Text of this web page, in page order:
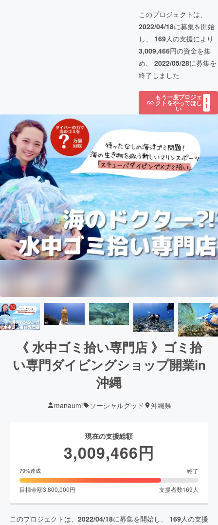
このプロジェクトは、
2022/04/18に募集を開始
し、 169人の支援により
3,009,466円の資金を集
め、 2022/05/28に募集を
終了しました
もう一度プロジェ
クトをやってほし
い
1
1
《 水中ゴミ拾い専門店 》ゴミ拾
い専門ダイビングショップ開業in
沖縄
manaumi ソーシャルグッド 沖縄県
現在の支援総額
3,009,466円
79%達成 終了
目標金額3,800,000円 支援者数169 人
このプロジェクトは、 2022/04/18に募集を開始し、 169人の支援